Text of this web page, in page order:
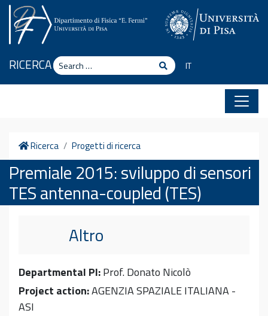
Skip to content
RICERCASearch Search
IT
Home
Ricerca Progetti di ricerca
Premiale 2015: sviluppo di sensori
TES antenna-coupled (TES)
Altro
Departmental PI:Prof. Donato Nicolò
Project action:AGENZIA SPAZIALE ITALIANA -
ASI